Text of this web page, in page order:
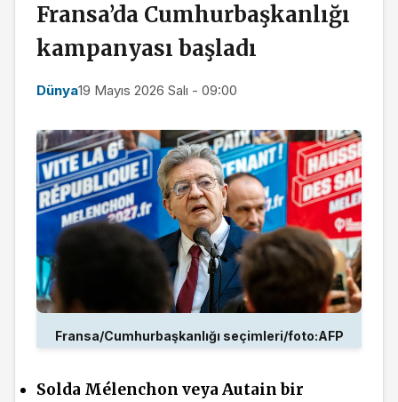
Fransa’da Cumhurbaşkanlığı
kampanyası başladı
Dünya19 Mayıs 2026 Salı - 09:00
Fransa/Cumhurbaşkanlığı seçimleri/foto:AFP
Solda Mélenchon veya Autain bir